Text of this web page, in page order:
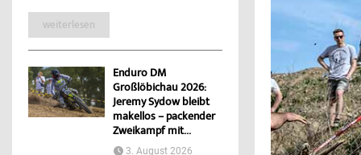
weiterlesen
Enduro DM
Großlöbichau 2026:
Jeremy Sydow bleibt
makellos – packender
Zweikampf mit...
3. August 2026